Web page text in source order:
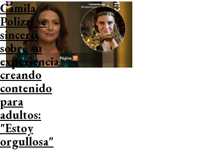
Camila
Polizzi se
sinceró
sobre su
experiencia
creando
contenido
para
adultos:
"Estoy
orgullosa"